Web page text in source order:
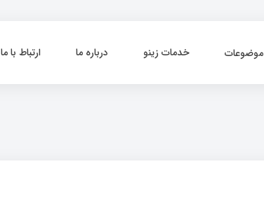
موضوعات خدمات زینو درباره ما ارتباط با ما